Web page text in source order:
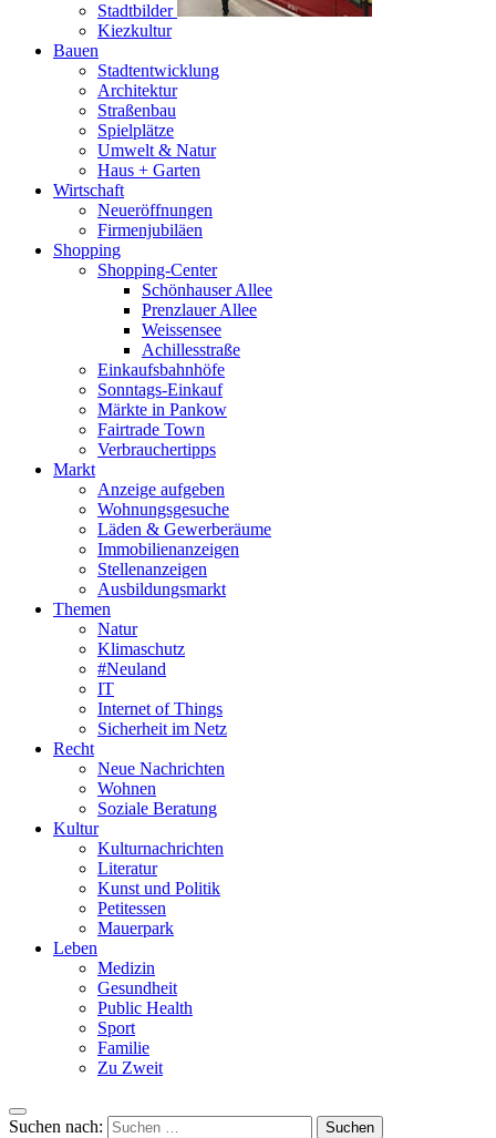
Stadtbilder
Kiezkultur
Bauen
Stadtentwicklung
Architektur
Straßenbau
Spielplätze
Umwelt & Natur
Haus + Garten
Wirtschaft
Neueröffnungen
Firmenjubiläen
Shopping
Shopping-Center
Schönhauser Allee
Prenzlauer Allee
Weissensee
Achillesstraße
Einkaufsbahnhöfe
Sonntags-Einkauf
Märkte in Pankow
Fairtrade Town
Verbrauchertipps
Markt
Anzeige aufgeben
Wohnungsgesuche
Läden & Gewerberäume
Immobilienanzeigen
Stellenanzeigen
Ausbildungsmarkt
Themen
Natur
Klimaschutz
#Neuland
IT
Internet of Things
Sicherheit im Netz
Recht
Neue Nachrichten
Wohnen
Soziale Beratung
Kultur
Kulturnachrichten
Literatur
Kunst und Politik
Petitessen
Mauerpark
Leben
Medizin
Gesundheit
Public Health
Sport
Familie
Zu Zweit
Suchen nach: